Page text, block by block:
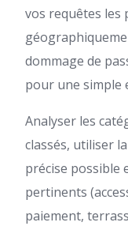
vos requêtes les
dommage de
pour une simple
Analyser les
classés, utiliser
précise possible
pertinents
paiement,